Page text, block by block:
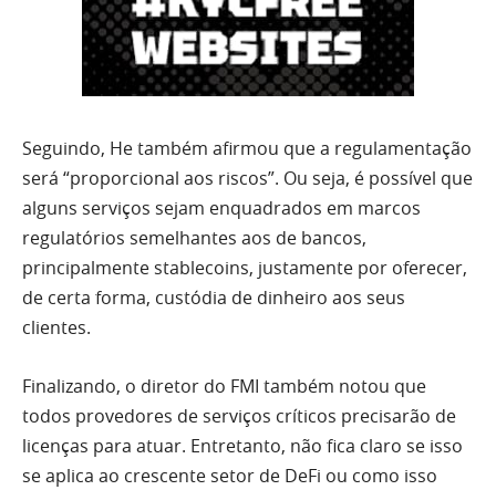
Seguindo, He também afirmou que a regulamentação
será “proporcional aos riscos”. Ou seja, é possível que
alguns serviços sejam enquadrados em marcos
regulatórios semelhantes aos de bancos,
principalmente stablecoins, justamente por oferecer,
de certa forma, custódia de dinheiro aos seus
clientes.
Finalizando, o diretor do FMI também notou que
todos provedores de serviços críticos precisarão de
licenças para atuar. Entretanto, não fica claro se isso
se aplica ao crescente setor de DeFi ou como isso